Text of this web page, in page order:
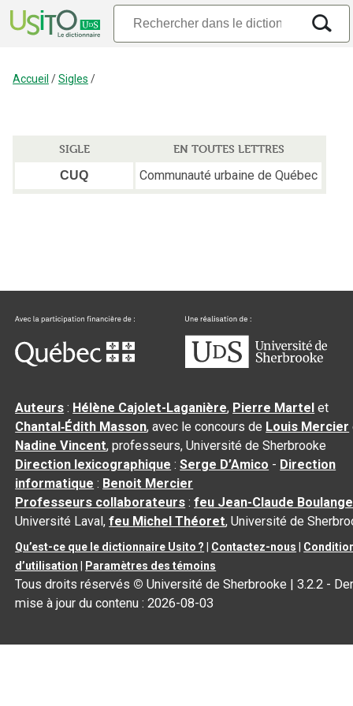
Accueil /Sigles /
SIGLE
EN TOUTES LETTRES
CUQ
Communauté urbaine de Québec
Auteurs : Hélène Cajolet-Laganière, Pierre Martel et
Chantal‑Édith Masson, avec le concours de Louis Mercier
Nadine Vincent, professeurs, Université de Sherbrooke
Direction lexicographique :Serge D’Amico - Direction
informatique : Benoit Mercier
Professeurs collaborateurs :feu Jean-Claude
Université Laval,feu Michel Théoret, Université de
Qu’est-ce que le dictionnaire Usito ? Contactez-nous
d’utilisation
Paramètres des témoins
Tous droits réservés © Université de Sherbrooke |3.2.2 -
mise à jour du contenu :2026-08-03